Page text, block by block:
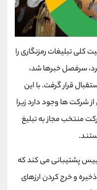
که ممنوعیت کلی تبلیغات رمزنگاری را
سرفصل خبرها شد،
قرار گرفت. با این
شرکت ها وجود دارد زیرا
منتخب مجاز به تبلیغ
پشتیبانی می کند که
و خرج کردن ارزهای